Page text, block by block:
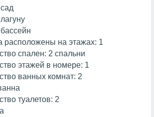
расположены на этажах: 1
спален: 2 спальни
этажей в номере: 1
ванных комнат: 2
туалетов: 2